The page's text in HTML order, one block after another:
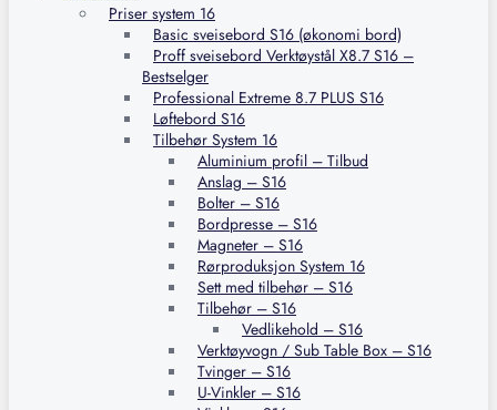
Priser system 16
Basic sveisebord S16 (økonomi bord)
Proff sveisebord Verktøystål X8.7 S16 –
Bestselger
Professional Extreme 8.7 PLUS S16
Løftebord S16
Tilbehør System 16
Aluminium profil – Tilbud
Anslag – S16
Bolter – S16
Bordpresse – S16
Magneter – S16
Rørproduksjon System 16
Sett med tilbehør – S16
Tilbehør – S16
Vedlikehold – S16
Verktøyvogn / Sub Table Box – S16
Tvinger – S16
U-Vinkler – S16